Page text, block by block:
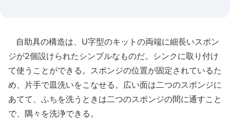
自助具の構造は、U字型のキットの両端に細長いスポン
ジが2個設けられたシンプルなものだ。シンクに取り付け
て使うことができる。スポンジの位置が固定されているた
め、片手で皿洗いをこなせる。広い面は二つのスポンジに
あてて、ふちを洗うときは二つのスポンジの間に通すこと
で、隅々を洗浄できる。